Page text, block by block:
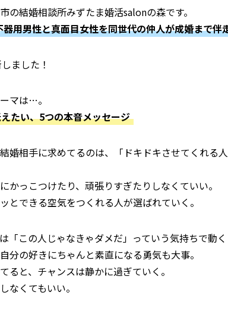
の結婚相談所みずたま婚活salonの森です。
用男性と真面目女性を同世代の仲人が成婚まで伴
ました！
マは…。
たい、5つの本音メッセージ
婚相手に求めてるのは、「ドキドキさせてくれる
かっこつけたり、頑張りすぎたりしなくていい。
とできる空気をつくれる人が選ばれていく。
「この人じゃなきゃダメだ」っていう気持ちで動く
分の好きにちゃんと素直になる勇気も大事。
ると、チャンスは静かに過ぎていく。
なくてもいい。